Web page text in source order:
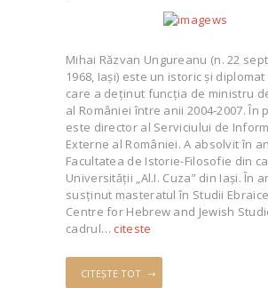
Mihai Răzvan Ungureanu (n. 22
1968, Iaşi) este un istoric şi
care a deţinut funcţia de ministru
al României între anii 2004-2007. În
este director al Serviciului de
Externe al României. A absolvit în
Facultatea de Istorie-Filosofie din
Universităţii „Al.I. Cuza” din Iaşi. În
susţinut masteratul în Studii
Centre for Hebrew and Jewish
cadrul… citeste
CITEȘTE TOT